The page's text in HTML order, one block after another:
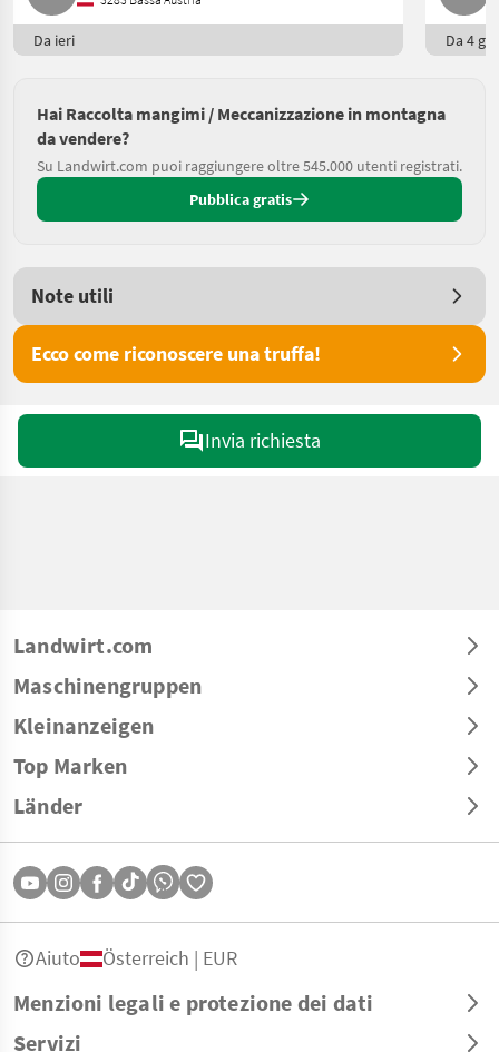
Da ieri Da 4
Hai Raccolta mangimi / Meccanizzazione in montagna
da vendere?
Su Landwirt.com puoi raggiungere oltre 545.000 utenti registrati.
Pubblica gratis
Note utili
Ecco come riconoscere una truffa!
Invia richiesta
Landwirt.com
Maschinengruppen
Kleinanzeigen
Top Marken
Länder
Menzioni legali e protezione dei dati
Servizi
Aiuto Österreich | EUR